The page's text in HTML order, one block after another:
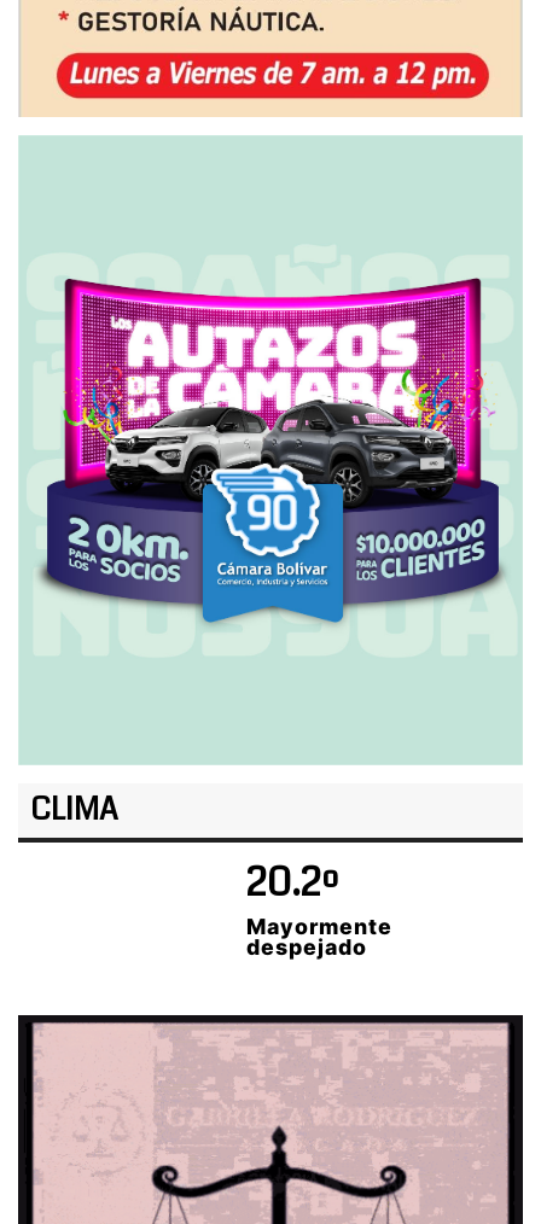
CLIMA
20.2º
Mayormente
despejado